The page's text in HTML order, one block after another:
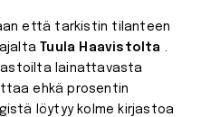
että tarkistin tilanteen
Tuula Haavistolta
lainattavasta
ehkä prosentin
löytyy kolme kirjastoa